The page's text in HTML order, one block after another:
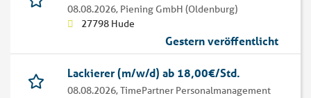
08.08.2026, Piening GmbH (Oldenburg)
27798 Hude
Gestern veröffentlicht
Lackierer (m/w/d) ab 18,00€/Std.
08.08.2026,TimePartner Personalmanagement